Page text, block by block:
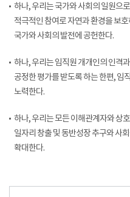
하나, 우리는 국가와 사회의 일원으
적극적인 참여로 자연과 환경을 보
국가와 사회의 발전에 공헌한다.
하나, 우리는 임직원 개개인의 인격
공정한 평가를 받도록 하는 한편, 임
노력한다.
하나, 우리는 모든 이해관계자와 상
일자리 창출 및 동반성장 추구와 사
확대한다.